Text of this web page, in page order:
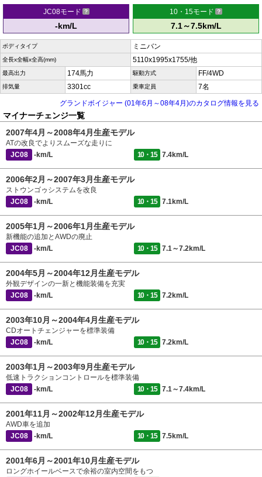
JC08モード
-km/L
10・15モード
7.1～7.5km/L
ボディタイプ ミニバン
全長x全幅x全高(mm) 5110x1995x1755/他
最高出力 174馬力 駆動方式 FF/4WD
排気量 3301cc 乗車定員
7名
グランドボイジャー (01年6月～08年4月)のカタログ情報を見る
マイナーチェンジ一覧
2007年4月～2008年4月生産モデル
ATの改良でよりスムーズな走りに
JC08
-km/L 10・15 7.4km/L
2006年2月～2007年3月生産モデル
ストウンゴゥシステムを改良
JC08
-km/L 10・15 7.1km/L
2005年1月～2006年1月生産モデル
新機能の追加とAWDの廃止
JC08
-km/L 10・15 7.1～7.2km/L
2004年5月～2004年12月生産モデル
外観デザインの一新と機能装備を充実
JC08
-km/L 10・15 7.2km/L
2003年10月～2004年4月生産モデル
CDオートチェンジャーを標準装備
JC08
-km/L 10・15 7.2km/L
2003年1月～2003年9月生産モデル
低速トラクションコントロールを標準装備
JC08
-km/L 10・15 7.1～7.4km/L
2001年11月～2002年12月生産モデル
AWD車を追加
JC08
-km/L 10・15 7.5km/L
2001年6月～2001年10月生産モデル
ロングホイールベースで余裕の室内空間をもつ